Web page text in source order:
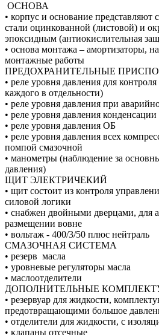
ОСНОВА
• корпус и основание представляют
стали оцинкованной (листовой) и
эпоксидным (антиокислительная
• основа монтажа – амортизаторы,
монтажные работы
ПРЕДОХРАНИТЕЛЬНЫЕ
• реле уровня давления для
каждого в отдельности)
• реле уровня давления при
• реле уровня давления конденсации
• реле уровня давления ОБ
• реле уровня давления всех
помпой смазочной
• манометры (наблюдение за
давления)
ЩИТ ЭЛЕКТРИЧЕКИЙ
• щит состоит из контроля
силовой логики
• снабжен двойными дверцами, для
размещении вовне
• вольтаж - 400/3/50 плюс нейтраль
СМАЗОЧНАЯ СИСТЕМА
• резерв масла
• уровневые регуляторы масла
• маслоотделители
ДОПОЛНИТЕЛЬНЫЕ
• резервуар для жидкости,
предотвращающими большое
• отделители для жидкости, с
• клапаны отсечные